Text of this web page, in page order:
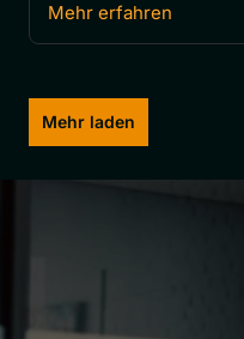
Mehr erfahren
Mehr laden